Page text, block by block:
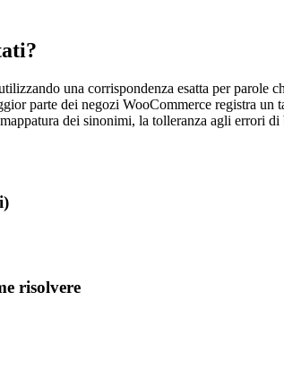
una corrispondenza esatta per parole
parte dei negozi WooCommerce registra un
dei sinonimi, la tolleranza agli errori
risolvere